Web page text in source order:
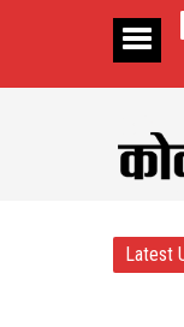
Latest
आधुनिक सुविधाओं से लैस